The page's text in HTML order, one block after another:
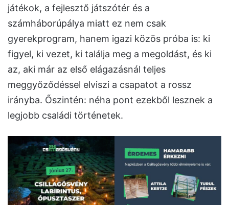
játékok, a fejlesztő játszótér és a
számháborúpálya miatt ez nem csak
gyerekprogram, hanem igazi közös próba is: ki
figyel, ki vezet, ki találja meg a megoldást, és ki
az, aki már az első elágazásnál teljes
meggyőződéssel elviszi a csapatot a rossz
irányba. Őszintén: néha pont ezekből lesznek a
legjobb családi történetek.